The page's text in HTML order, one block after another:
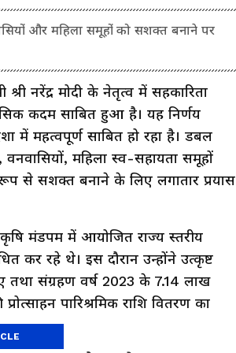
और महिला समूहों को सशक्त बनाने पर
श्री नरेंद्र मोदी के नेतृत्व में सहकारिता
कदम साबित हुआ है। यह निर्णय
में महत्वपूर्ण साबित हो रहा है। डबल
महिला स्व-सहायता समूहों
से सशक्त बनाने के लिए लगातार प्रयास
कृषि मंडपम में आयोजित राज्य स्तरीय
कर रहे थे। इस दौरान उन्होंने उत्कृष्ट
तथा संग्रहण वर्ष 2023 के 7.14 लाख
पारिश्रमिक राशि वितरण का